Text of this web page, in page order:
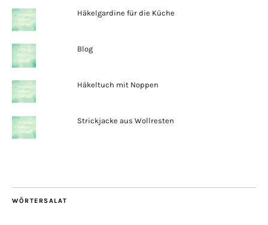
Häkelgardine für die Küche
Blog
Häkeltuch mit Noppen
Strickjacke aus Wollresten
WÖRTERSALAT